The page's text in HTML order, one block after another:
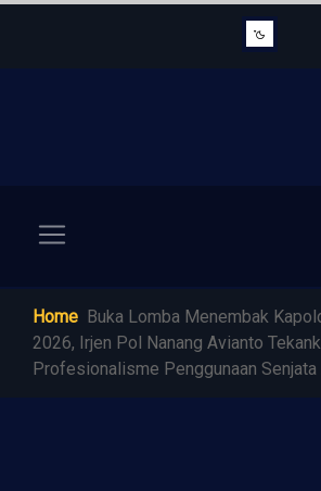
Home Buka Lomba Menembak
2026, Irjen Pol Nanang Avianto
Profesionalisme Penggunaan Senjata